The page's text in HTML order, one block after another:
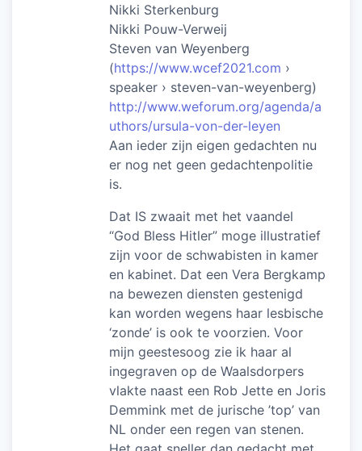
Nikki Sterkenburg
Nikki Pouw-Verweij
Steven van Weyenberg
(https://www.wcef2021.com ›
speaker › steven-van-weyenberg)
http://www.weforum.org/agenda/a
uthors/ursula-von-der-leyen
Aan ieder zijn eigen gedachten nu
er nog net geen gedachtenpolitie
is.
Dat IS zwaait met het vaandel
“God Bless Hitler” moge illustratief
zijn voor de schwabisten in kamer
en kabinet. Dat een Vera Bergkamp
na bewezen diensten gestenigd
kan worden wegens haar lesbische
‘zonde’ is ook te voorzien. Voor
mijn geestesoog zie ik haar al
ingegraven op de Waalsdorpers
vlakte naast een Rob Jette en Joris
Demmink met de jurische ’top’ van
NL onder een regen van stenen.